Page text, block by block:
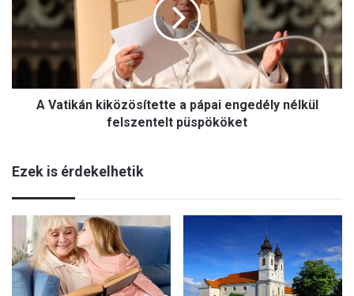
l
o
z
t
g
y
n
k
ö
t
t
A Vatikán kiközösítette a pápai engedély nélkül
felszentelt püspököket
Ezek is érdekelhetik